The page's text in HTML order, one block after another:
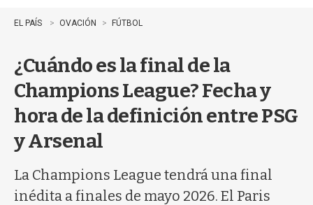
q
EL PAÍS OVACIÓN FÚTBOL
¿Cuándo es la final de la
Champions League? Fecha y
hora de la definición entre PSG
y Arsenal
La Champions League tendrá una final
inédita a finales de mayo 2026. El Paris